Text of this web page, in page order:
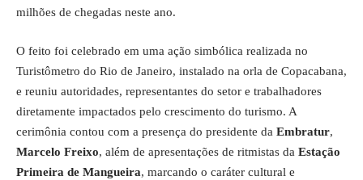
milhões de chegadas neste ano.
O feito foi celebrado em uma ação simbólica realizada no
Turistômetro do Rio de Janeiro, instalado na orla de Copacabana,
e reuniu autoridades, representantes do setor e trabalhadores
diretamente impactados pelo crescimento do turismo. A
cerimônia contou com a presença do presidente da Embratur,
Marcelo Freixo, além de apresentações de ritmistas da Estação
Primeira de Mangueira, marcando o caráter cultural e